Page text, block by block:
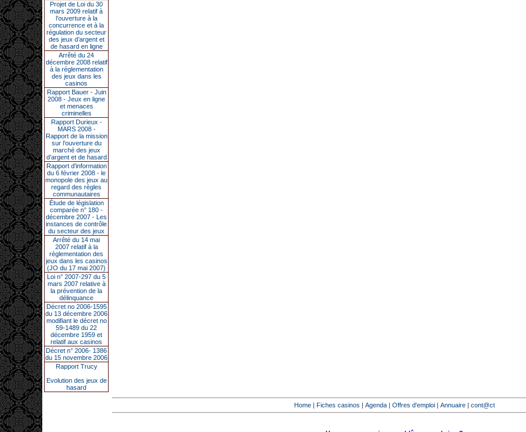
Projet de Loi du 30
mars 2009 relatif à
l’ouverture à la
concurrence et à la
régulation du secteur
des jeux d’argent et
de hasard en ligne
Arrêté du 24
décembre 2008 relatif
à la réglementation
des jeux dans les
casinos
Rapport Bauer - Juin
2008 - Jeux en ligne
et menaces
criminelles
Rapport Durieux -
MARS 2008 -
Rapport de la mission
sur l’ouverture du
marché des jeux
d’argent et de hasard
Rapport d'information
du 6 février 2008 - le
monopole des jeux au
regard des règles
communautaires
Étude de législation
comparée n° 180 -
décembre 2007 - Les
instances de contrôle
du secteur des jeux
Arrêté du 14 mai
2007 relatif à la
réglementation des
jeux dans les casinos
(JO du 17 mai 2007)
Loi n° 2007-297 du 5
mars 2007 relative à
la prévention de la
délinquance
Décret no 2006-1595
du 13 décembre 2006
modifiant le décret no
59-1489 du 22
décembre 1959 et
relatif aux casinos
Décret n° 2006- 1386
du 15 novembre 2006
Rapport Trucy
Evolution des jeux de
hasard
Home | Fiches casinos | Agenda | Offres d'emploi | Annuaire | cont@ct